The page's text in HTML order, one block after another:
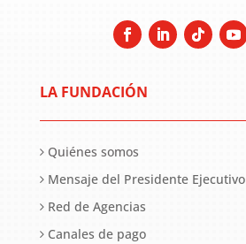
LA FUNDACIÓN
Quiénes somos
Mensaje del Presidente Ejecutivo
Red de Agencias
Canales de pago